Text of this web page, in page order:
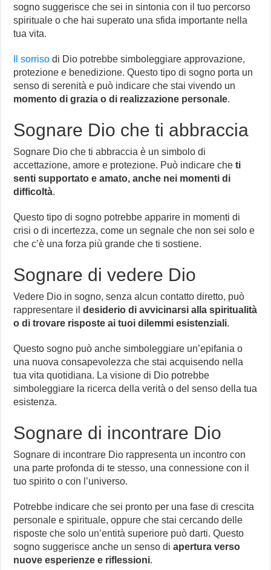
sogno suggerisce che sei in sintonia con il tuo percorso
spirituale o che hai superato una sfida importante nella
tua vita.
Il sorriso di Dio potrebbe simboleggiare approvazione,
protezione e benedizione. Questo tipo di sogno porta un
senso di serenità e può indicare che stai vivendo un
momento di grazia o di realizzazione personale.
Sognare Dio che ti abbraccia
Sognare Dio che ti abbraccia è un simbolo di
accettazione, amore e protezione. Può indicare cheti
senti supportato e amato, anche nei momenti di
difficoltà.
Questo tipo di sogno potrebbe apparire in momenti di
crisi o di incertezza, come un segnale che non sei solo e
che c’è una forza più grande che ti sostiene.
Sognare di vedere Dio
Vedere Dio in sogno, senza alcun contatto diretto, può
rappresentare ildesiderio di avvicinarsi alla spiritualità
o di trovare risposte ai tuoi dilemmi esistenziali.
Questo sogno può anche simboleggiare un’epifania o
una nuova consapevolezza che stai acquisendo nella
tua vita quotidiana. La visione di Dio potrebbe
simboleggiare la ricerca della verità o del senso della tua
esistenza.
Sognare di incontrare Dio
Sognare di incontrare Dio rappresenta un incontro con
una parte profonda di te stesso, una connessione con il
tuo spirito o con l’universo.
Potrebbe indicare che sei pronto per una fase di crescita
personale e spirituale, oppure che stai cercando delle
risposte che solo un’entità superiore può darti. Questo
sogno suggerisce anche un senso diapertura verso
nuove esperienze e riflessioni.